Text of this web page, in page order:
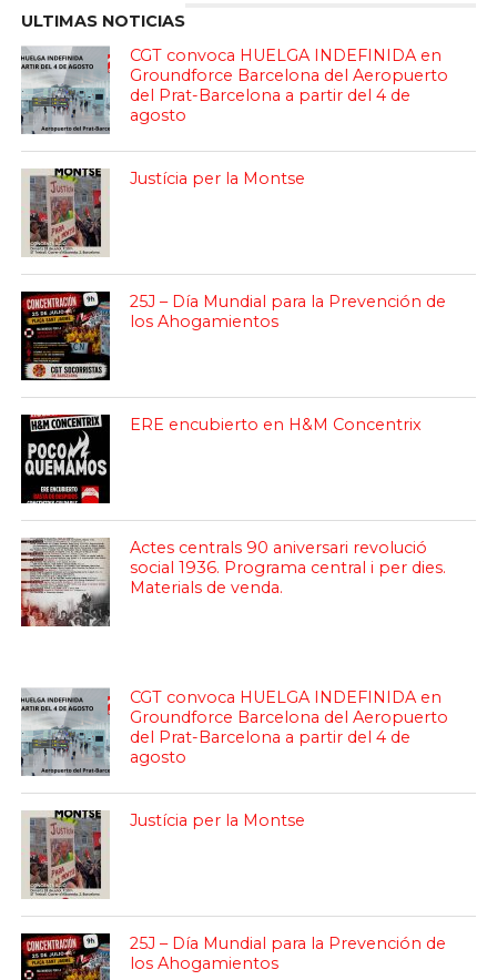
ULTIMAS NOTICIAS
CGT convoca HUELGA INDEFINIDA en
Groundforce Barcelona del Aeropuerto
del Prat-Barcelona a partir del 4 de
agosto
Justícia per la Montse
25J – Día Mundial para la Prevención de
los Ahogamientos
ERE encubierto en H&M Concentrix
Actes centrals 90 aniversari revolució
social 1936. Programa central i per dies.
Materials de venda.
CGT convoca HUELGA INDEFINIDA en
Groundforce Barcelona del Aeropuerto
del Prat-Barcelona a partir del 4 de
agosto
Justícia per la Montse
25J – Día Mundial para la Prevención de
los Ahogamientos